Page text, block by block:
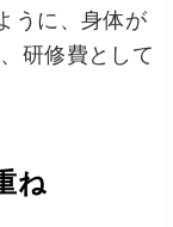
うに、身体が
研修費として
ね